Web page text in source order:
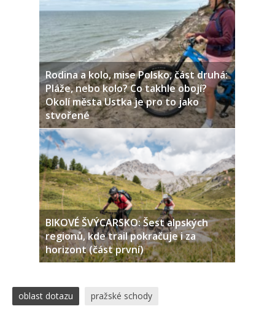
Rodina a kolo, mise Polsko, část druhá:
Pláže, nebo kolo? Co takhle obojí?
Okolí města Ustka je pro to jako
stvořené
BIKOVÉ ŠVÝCARSKO: Šest alpských
regionů, kde trail pokračuje i za
horizont (část první)
oblast dotazu pražské schody